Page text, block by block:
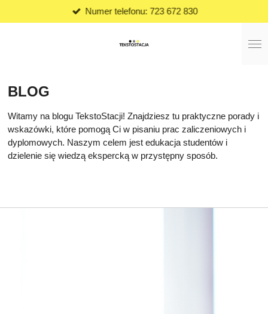
do
Numer telefonu: 723 672 830
BLOG
Witamy na blogu TekstoStacji! Znajdziesz tu praktyczne porady i
wskazówki, które pomogą Ci w pisaniu prac zaliczeniowych i
dyplomowych. Naszym celem jest edukacja studentów i
dzielenie się wiedzą ekspercką w przystępny sposób.